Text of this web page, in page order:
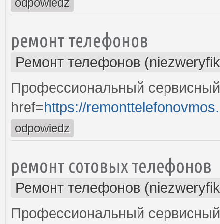
ремонт телефонов
Ремонт телефонов
Профессиональный
href=https://
odpowiedz
ремонт сотовых телефонов
Ремонт телефонов
Профессиональный